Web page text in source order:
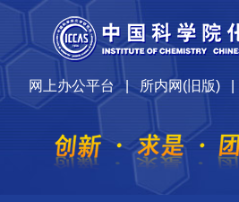
网上办公平台|所内网(旧版)|